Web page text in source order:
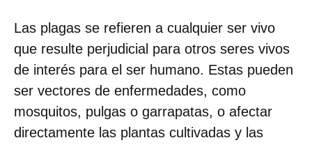
Las plagas se refieren a cualquier ser vivo
que resulte perjudicial para otros seres vivos
de interés para el ser humano. Estas pueden
ser vectores de enfermedades, como
mosquitos, pulgas o garrapatas, o afectar
directamente las plantas cultivadas y las